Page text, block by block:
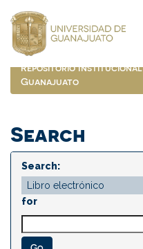
navigation
Repositorio Institucional
Guanajuato
Search
Search:
for